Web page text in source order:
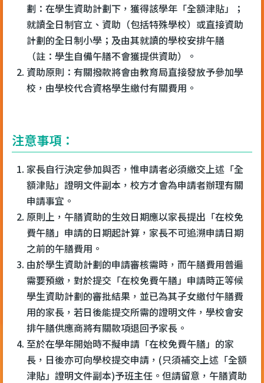
劃：在學生資助計劃下，獲得該學年「全額津貼」；
就讀全日制官立、資助（包括特殊學校）或直接資助
計劃的全日制小學；及由其就讀的學校安排午膳
（註：學生自備午膳不會獲提供資助）。
資助原則：有關撥款將會由教育局直接發放予參加學
校，由學校代合資格學生繳付有關費用。
注意事項：
家長自行決定參加與否，惟申請者必須繳交上述「全
額津貼」證明文件副本，校方才會為申請者辦理有關
申請事宜。
原則上，午膳資助的生效日期應以家長提出「在校免
費午膳」申請的日期起計算，家長不可追溯申請日期
之前的午膳費用。
由於學生資助計劃的申請審核需時，而午膳費用普遍
需要預繳，對於提交「在校免費午膳」申請時正等候
學生資助計劃的審批結果，並已為其子女繳付午膳費
用的家長，若日後能提交所需的證明文件，學校會安
排午膳供應商將有關款項退回予家長。
至於在學年開始時不擬申請「在校免費午膳」的家
長，日後亦可向學校提交申請，(只須補交上述「全額
津貼」證明文件副本)予班主任。但請留意，午膳資助